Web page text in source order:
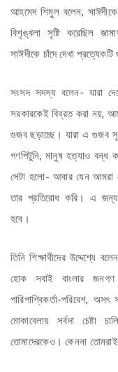
আহমেদ শিমুল বলেন, সাঈদীকে
বিশৃঙ্খলা সৃষ্টি করেছিল
সাঈদীকে চাঁদে দেখা
সংসদ সদস্য বলেন- যারা
সরকারকেই বিব্রত করা নয়,
গুজব ছড়াচ্ছে। যারা এ গুজব
গণপিটুনি, মানুষ হত্যাও বন্ধ
সেটা হলো- আবার যেন আমরা
তার প্রতিরোধ করি। এ জন্য
হবে।
তিনি শিক্ষাথীদের উদ্দেশ্যে
হোক সবাই বাংলার
পারিপাশ্বিকর্তা-পরিবেশ,
মোকাবেলায় সর্বদা
তোমাদেরকেও। কেননা